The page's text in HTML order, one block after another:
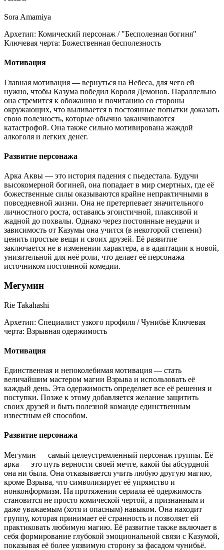
Sora Amamiya
Архетип: Комический персонаж / "Бесполезная богиня"
Ключевая черта: Божественная бесполезность
Мотивация
Главная мотивация — вернуться на Небеса, для чего ей
нужно, чтобы Казума победил Короля Демонов. Параллельно
она стремится к обожанию и почитанию со стороны
окружающих, что выливается в постоянные попытки доказать
свою полезность, которые обычно заканчиваются
катастрофой. Она также сильно мотивирована жаждой
алкоголя и легких денег.
Развитие персонажа
Арка Аквы — это история падения с пьедестала. Будучи
высокомерной богиней, она попадает в мир смертных, где её
божественные силы оказываются крайне непрактичными в
повседневной жизни. Она не претерпевает значительного
личностного роста, оставаясь эгоистичной, плаксивой и
жадной до похвалы. Однако через постоянные неудачи и
зависимость от Казумы она учится (в некоторой степени)
ценить простые вещи и своих друзей. Её развитие
заключается не в изменении характера, а в адаптации к новой,
унизительной для неё роли, что делает её персонажа
источником постоянной комедии.
Мегумин
Rie Takahashi
Архетип: Специалист узкого профиля / Чунибьё Ключевая
черта: Взрывная одержимость
Мотивация
Единственная и непоколебимая мотивация — стать
величайшим мастером магии Взрыва и использовать её
каждый день. Эта одержимость определяет все её решения и
поступки. Позже к этому добавляется желание защитить
своих друзей и быть полезной команде единственным
известным ей способом.
Развитие персонажа
Мегумин — самый целеустремленный персонаж группы. Её
арка — это путь верности своей мечте, какой бы абсурдной
она ни была. Она отказывается учить любую другую магию,
кроме Взрыва, что символизирует её упрямство и
нонконформизм. На протяжении сериала её одержимость
становится не просто комической чертой, а признанным и
даже уважаемым (хотя и опасным) навыком. Она находит
группу, которая принимает её странность и позволяет ей
практиковать любимую магию. Её развитие также включает в
себя формирование глубокой эмоциональной связи с Казумой,
показывая её более уязвимую сторону за фасадом чунибьё.